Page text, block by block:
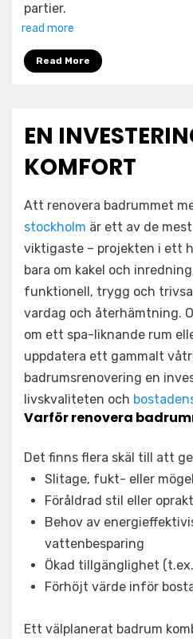
partier.
read more
Read More
EN
KOMFORT
Att renovera badrummet
stockholm är ett av de
viktigaste – projekten i ett
bara om kakel och
funktionell, trygg och
vardag och återhämtning.
om ett spa-liknande rum
uppdatera ett gammalt
badrumsrenovering en
livskvaliteten och
Varför renovera
Det finns flera skäl till att
Slitage, fukt- eller
Föråldrad stil eller
Behov av
vattenbesparing
Ökad tillgänglighet
Förhöjt värde inför
Ett välplanerat badrum